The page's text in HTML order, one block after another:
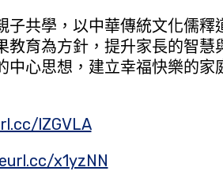
子共學，以中華傳統文化儒釋
教育為方針，提升家長的智慧
中心思想，建立幸福快樂的家
lZGVLA
x1yzNN